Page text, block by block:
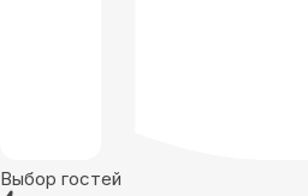
Выбор гостей